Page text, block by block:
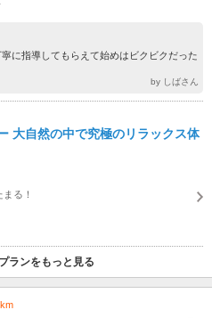
に指導してもらえて始めはビクビクだった
by しばさん
大自然の中で究極のリラックス体
る！
ランをもっと見る